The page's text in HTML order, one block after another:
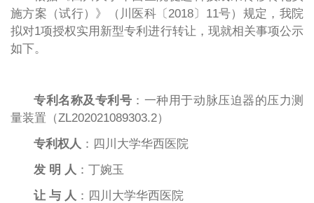
施方案（试行）》（川医科〔2018〕11号）规定，我院
拟对1项授权实用新型专利进行转让，现就相关事项公示
如下。
专利名称及专利号 ：一种用于动脉压迫器的压力测
量装置（ZL202021089303.2）
专利权人 ：四川大学华西医院
发 明 人 ：丁婉玉
让 与 人 ：四川大学华西医院